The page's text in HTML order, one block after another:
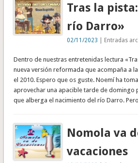
Tras la
río Darro»
02/11/2023 | Entradas
Dentro de nuestras entretenidas lectura
nueva versión reformada que acompaña a
el 2010. Espero que os guste. Noemí ha
aprovechar una apacible tarde de domingo
que alberga el nacimiento del río Darro.
Nomola va
vacaciones